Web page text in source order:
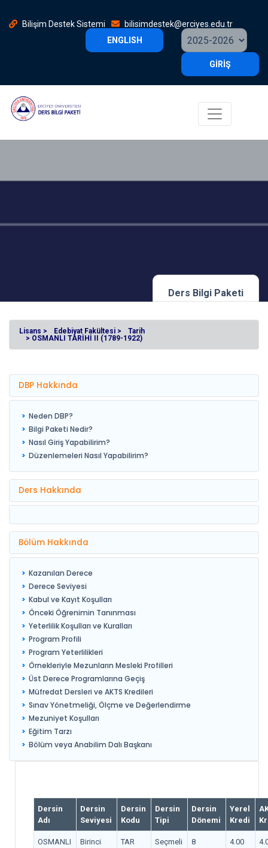
Bilişim Destek Sistemi
bilisimdestek@erciyes.edu.tr
ENGLISH
GİRİŞ
Ders Bilgi Paketi
Lisans > Edebiyat Fakültesi >
Tarih
> OSMANLI TARİHİ II (1789-1922)
DBP Hakkında
Neden DBP?
Bilgi Paketi Nedir?
Nasıl Giriş Yapabilirim?
Düzenlemeleri Nasıl Yapabilirim?
Ders Hakkında
Bölüm Hakkında
Kazanılan Derece
Derece Seviyesi
Kabul ve Kayıt Koşulları
Önceki Öğrenimin Tanınması
Yeterlilik Koşulları ve Kuralları
Program Profili
Program Yeterlilikleri
Örnekleriyle Mezunların Mesleki Profilleri
Üst Derece Programlarına Geçiş
Müfredat Dersleri ve AKTS Kredileri
Sınav Yönetmeliği, Ölçme ve Değerlendirme
Mezuniyet Koşulları
Eğitim Tarzı
Bölüm veya Anabilim Dalı Başkanı
Dersin
Adı
Dersin
Seviyesi
Dersin
Kodu
Dersin
Tipi
Dersin
Dönemi
Yerel
Kredi
OSMANLI
Birinci
TAR
Seçmeli 8 4.00